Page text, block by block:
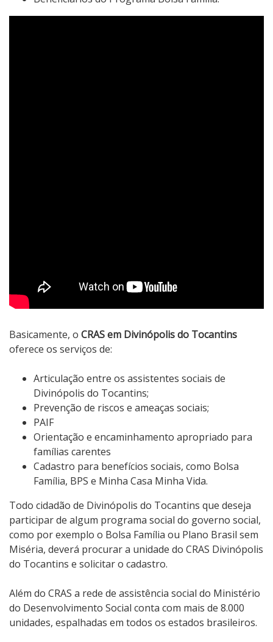
Basicamente, o CRAS em Divinópolis do Tocantins
oferece os serviços de:
Articulação entre os assistentes sociais de
Divinópolis do Tocantins;
Prevenção de riscos e ameaças sociais;
PAIF
Orientação e encaminhamento apropriado para
famílias carentes
Cadastro para benefícios sociais, como Bolsa
Família, BPS e Minha Casa Minha Vida.
Todo cidadão de Divinópolis do Tocantins que deseja
participar de algum programa social do governo social,
como por exemplo o Bolsa Família ou Plano Brasil sem
Miséria, deverá procurar a unidade do CRAS Divinópolis
do Tocantins e solicitar o cadastro.
Além do CRAS a rede de assistência social do Ministério
do Desenvolvimento Social conta com mais de 8.000
unidades, espalhadas em todos os estados brasileiros.